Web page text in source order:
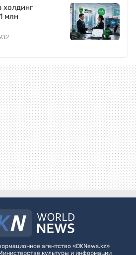
холдинг
млн
агентство «DKNews.kz»
культуры и информации